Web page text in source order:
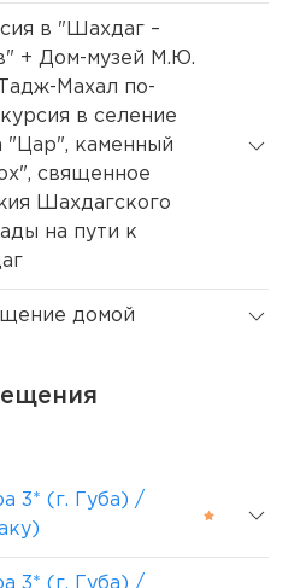
в "Шахдаг –
+ Дом-музей М.Ю.
Махал по-
в селение
каменный
священное
Шахдагского
на пути к
домой
3* (г. Губа) /
3* (г. Губа) /